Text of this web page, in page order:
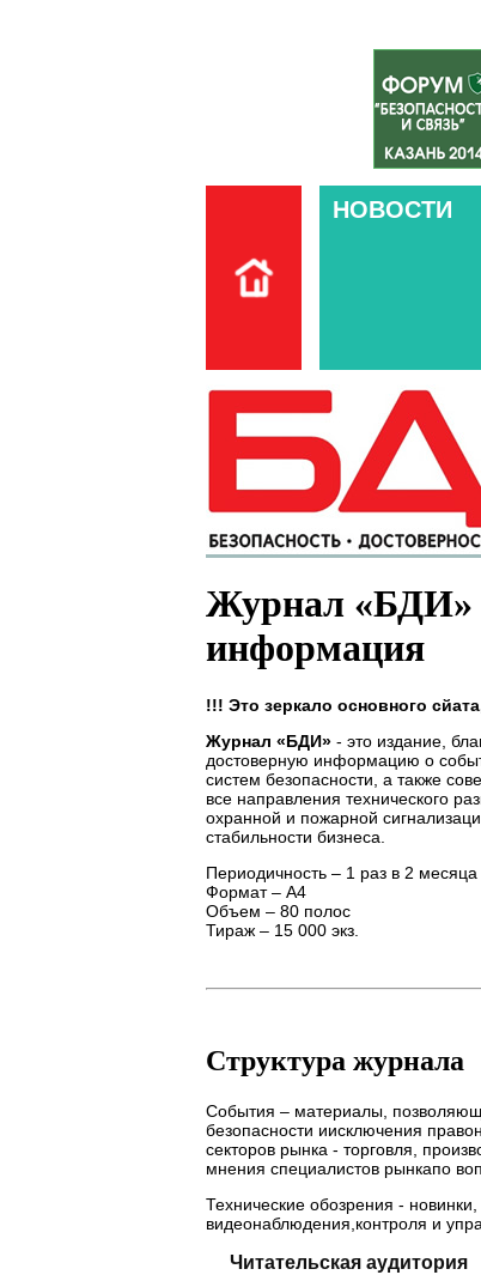
НОВОСТИ
Журнал «БДИ» -
информация
!!! Это зеркало основного
Журнал «БДИ» - это издание,
достоверную информацию о
систем безопасности, а также
все направления технического
охранной и пожарной
стабильности бизнеса.
Периодичность – 1 раз в 2 месяца
Формат – А4
Объем – 80 полос
Тираж – 15 000 экз.
Структура журнала
События – материалы,
безопасности иисключения
секторов рынка - торговля,
мнения специалистов рынкапо
Технические обозрения -
видеонаблюдения,контроля и
Читательская аудитория